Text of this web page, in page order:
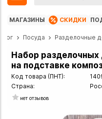
МАГАЗИНЫ СКИДКИ
Посуда Разделочные
Набор разделочных
на подставке
Код товара (ПНТ):
Страна:
нет отзывов